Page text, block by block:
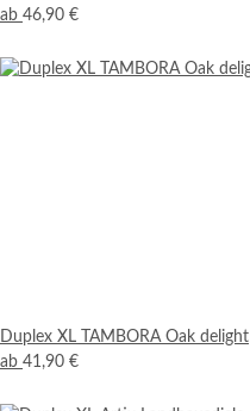
ab 46,90 €
Duplex XL TAMBORA Oak delight
ab 41,90 €